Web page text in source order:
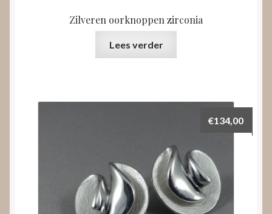
Zilveren oorknoppen zirconia
Lees verder
€134,00